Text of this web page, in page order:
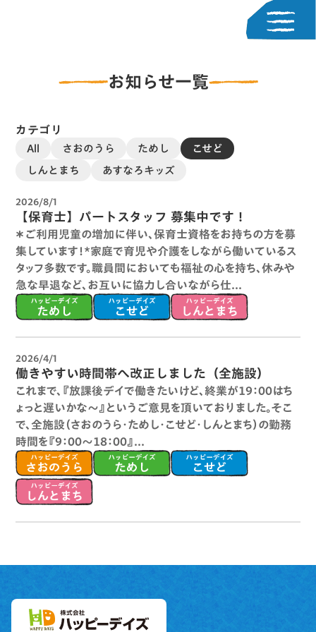
お知らせ一覧
カテゴリ
All さおのうら ためし
こせど
しんとまち
あすなろキッズ
2026/8/1
【保育士】パートスタッフ 募集中です！
＊ご利用児童の増加に伴い、保育士資格をお持ちの方を募
集しています！*家庭で育児や介護をしながら働いているス
タッフ多数です。職員間においても福祉の心を持ち、休みや
急な早退など、お互いに協力し合いながら仕...
2026/4/1
働きやすい時間帯へ改正しました（全施設）
これまで、『放課後デイで働きたいけど、終業が１９：００はち
ょっと遅いかな～』というご意見を頂いておりました。そこ
で、全施設（さおのうら・ためし・こせど・しんとまち）の勤務
時間を『９：００～１８：００』...